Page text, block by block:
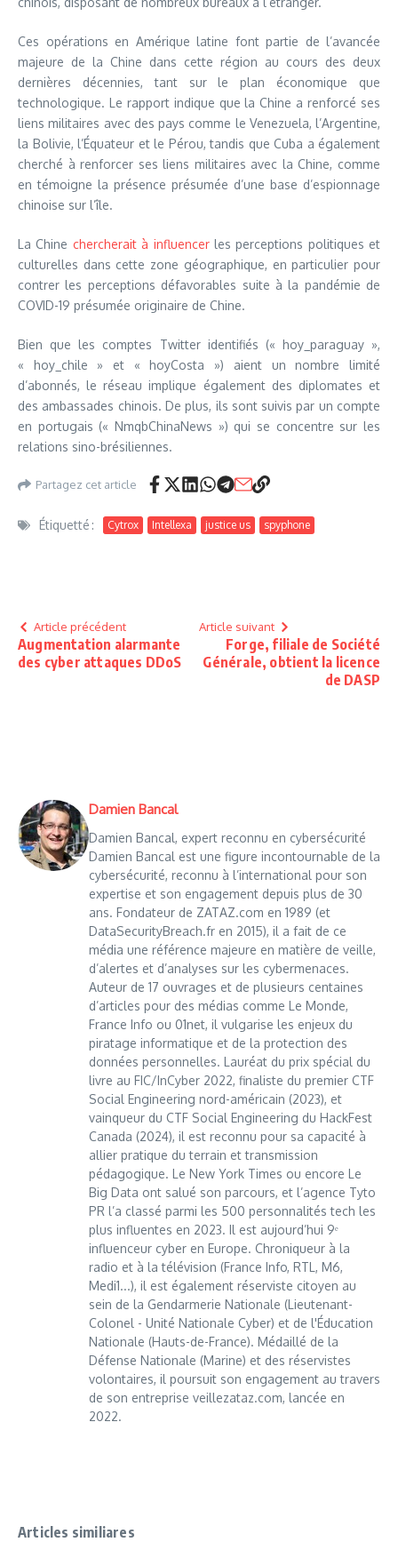
Ces opérations en Amérique latine font partie de l’avancée
majeure de la Chine dans cette région au cours des deux
dernières décennies, tant sur le plan économique que
technologique. Le rapport indique que la Chine a renforcé ses
liens militaires avec des pays comme le Venezuela, l’Argentine,
la Bolivie, l’Équateur et le Pérou, tandis que Cuba a également
cherché à renforcer ses liens militaires avec la Chine, comme
en témoigne la présence présumée d’une base d’espionnage
chinoise sur l’île.
La Chine chercherait à influencerles perceptions politiques et
culturelles dans cette zone géographique, en particulier pour
contrer les perceptions défavorables suite à la pandémie de
COVID-19 présumée originaire de Chine.
Bien que les comptes Twitter identifiés (« hoy_paraguay »,
« hoy_chile » et « hoyCosta ») aient un nombre limité
d’abonnés, le réseau implique également des diplomates et
des ambassades chinois. De plus, ils sont suivis par un compte
en portugais (« NmqbChinaNews ») qui se concentre sur les
relations sino-brésiliennes.
Partagez cet article
Étiquetté : Cytrox Intellexa justice us spyphone
Article précédent
Augmentation alarmante
des cyber attaques DDoS
Article suivant
Forge, filiale de Société
Générale, obtient la licence
de DASP
Damien Bancal
Damien Bancal, expert reconnu en cybersécurité
Damien Bancal est une figure incontournable de la
cybersécurité, reconnu à l’international pour son
expertise et son engagement depuis plus de 30
ans. Fondateur de ZATAZ.com en 1989 (et
DataSecurityBreach.fr en 2015), il a fait de ce
média une référence majeure en matière de veille,
d’alertes et d’analyses sur les cybermenaces.
Auteur de 17 ouvrages et de plusieurs centaines
d’articles pour des médias comme Le Monde,
France Info ou 01net, il vulgarise les enjeux du
piratage informatique et de la protection des
données personnelles. Lauréat du prix spécial du
livre au FIC/InCyber 2022, finaliste du premier CTF
Social Engineering nord-américain (2023), et
vainqueur du CTF Social Engineering du HackFest
Canada (2024), il est reconnu pour sa capacité à
allier pratique du terrain et transmission
pédagogique. Le New York Times ou encore Le
Big Data ont salué son parcours, et l’agence Tyto
PR l’a classé parmi les 500 personnalités tech les
plus influentes en 2023. Il est aujourd’hui 9ᵉ
influenceur cyber en Europe. Chroniqueur à la
radio et à la télévision (France Info, RTL, M6,
Medi1...), il est également réserviste citoyen au
sein de la Gendarmerie Nationale (Lieutenant-
Colonel - Unité Nationale Cyber) et de l'Éducation
Nationale (Hauts-de-France). Médaillé de la
Défense Nationale (Marine) et des réservistes
volontaires, il poursuit son engagement au travers
de son entreprise veillezataz.com, lancée en
2022.
Articles similiares